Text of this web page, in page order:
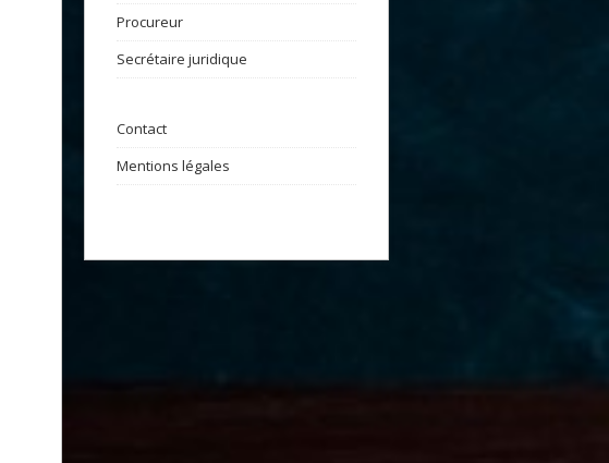
Procureur
Secrétaire juridique
Contact
Mentions légales